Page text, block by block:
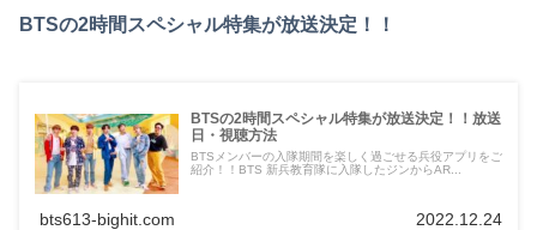
BTSの2時間スペシャル特集が放送決定！！
BTSの2時間スペシャル特集が放送決定！！放送
日・視聴方法
BTSメンバーの入隊期間を楽しく過ごせる兵役アプリをご
紹介！！BTS 新兵教育隊に入隊したジンからAR...
bts613-bighit.com 2022.12.24